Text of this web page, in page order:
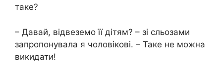
таке?
– Давай, відвеземо її дітям? – зі сльозами
запропонувала я чоловікові. – Таке не можна
викидати!